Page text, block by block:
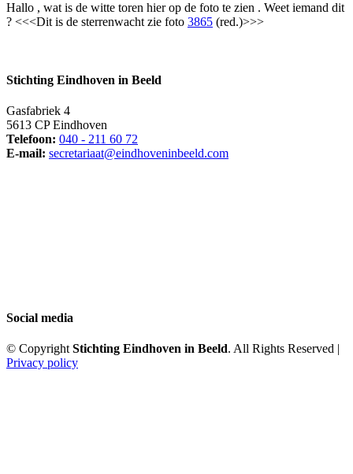
Hallo , wat is de witte toren hier op de foto te zien . Weet iemand dit
? <<<Dit is de sterrenwacht zie foto 3865 (red.)>>>
Stichting Eindhoven in Beeld
Gasfabriek 4
5613 CP Eindhoven
Telefoon: 040 - 211 60 72
E-mail: secretariaat@eindhoveninbeeld.com
Social media
© CopyrightStichting Eindhoven in Beeld. All Rights Reserved |
Privacy policy